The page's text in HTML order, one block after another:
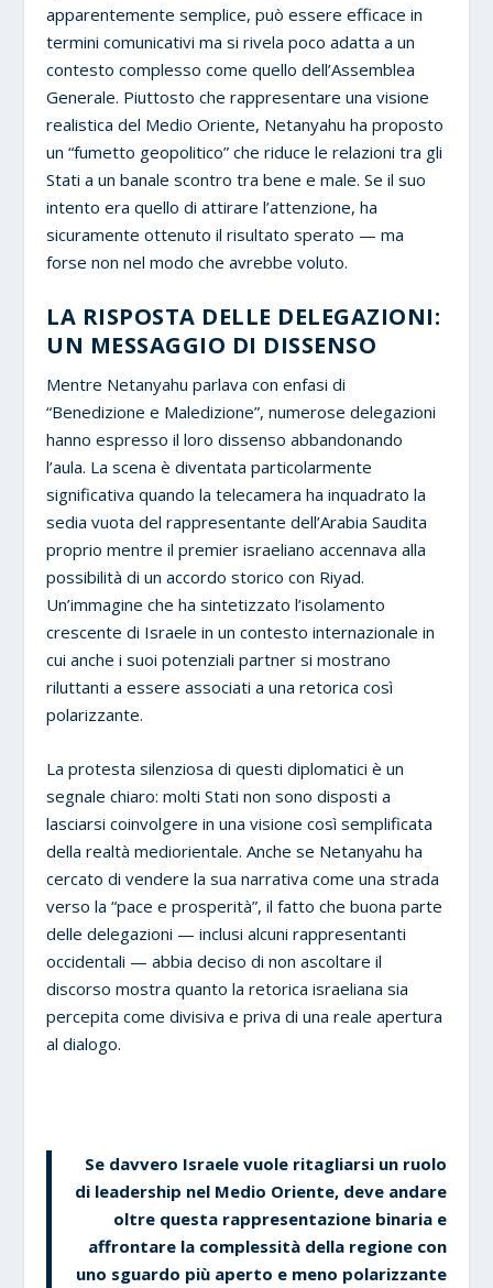
apparentemente semplice, può essere efficace in
termini comunicativi ma si rivela poco adatta a un
contesto complesso come quello dell’Assemblea
Generale. Piuttosto che rappresentare una visione
realistica del Medio Oriente, Netanyahu ha proposto
un “fumetto geopolitico” che riduce le relazioni tra gli
Stati a un banale scontro tra bene e male. Se il suo
intento era quello di attirare l’attenzione, ha
sicuramente ottenuto il risultato sperato — ma
forse non nel modo che avrebbe voluto.
LA RISPOSTA DELLE DELEGAZIONI:
UN MESSAGGIO DI DISSENSO
Mentre Netanyahu parlava con enfasi di
“Benedizione e Maledizione”, numerose delegazioni
hanno espresso il loro dissenso abbandonando
l’aula. La scena è diventata particolarmente
significativa quando la telecamera ha inquadrato la
sedia vuota del rappresentante dell’Arabia Saudita
proprio mentre il premier israeliano accennava alla
possibilità di un accordo storico con Riyad.
Un’immagine che ha sintetizzato l’isolamento
crescente di Israele in un contesto internazionale in
cui anche i suoi potenziali partner si mostrano
riluttanti a essere associati a una retorica così
polarizzante.
La protesta silenziosa di questi diplomatici è un
segnale chiaro: molti Stati non sono disposti a
lasciarsi coinvolgere in una visione così semplificata
della realtà mediorientale. Anche se Netanyahu ha
cercato di vendere la sua narrativa come una strada
verso la “pace e prosperità”, il fatto che buona parte
delle delegazioni — inclusi alcuni rappresentanti
occidentali — abbia deciso di non ascoltare il
discorso mostra quanto la retorica israeliana sia
percepita come divisiva e priva di una reale apertura
al dialogo.
Se davvero Israele vuole ritagliarsi un ruolo
di leadership nel Medio Oriente, deve andare
oltre questa rappresentazione binaria e
affrontare la complessità della regione con
uno sguardo più aperto e meno polarizzante